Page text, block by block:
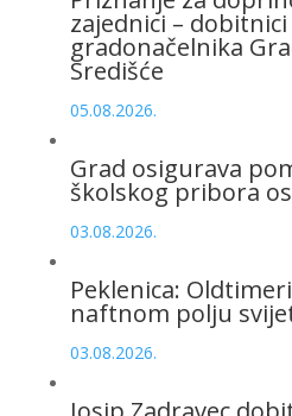
zajednici –
gradonačelnika
Središće
05.08.2026.
Grad osigurava
školskog pribora
03.08.2026.
Peklenica:
naftnom polju
03.08.2026.